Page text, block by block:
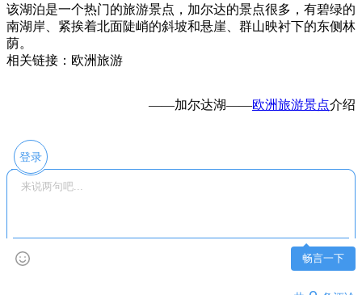
该湖泊是一个热门的旅游景点，加尔达的景点很多，有碧绿的
南湖岸、紧挨着北面陡峭的斜坡和悬崖、群山映衬下的东侧林
荫。
相关链接：欧洲旅游
——加尔达湖——欧洲旅游景点介绍
登录
畅言一下